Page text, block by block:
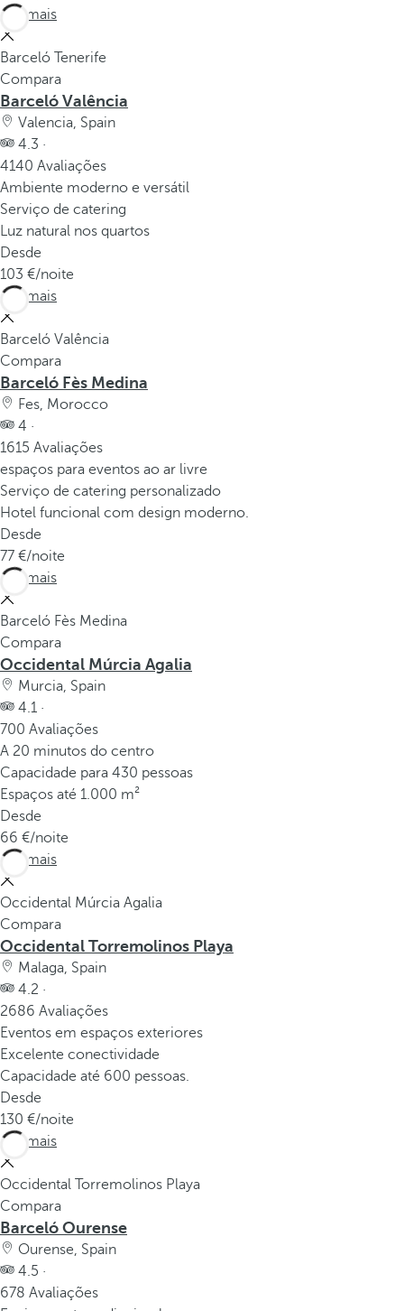
Ver mais
Barceló Tenerife
Compara
Barceló Valência
Valencia, Spain
4.3 ·
4140 Avaliações
Ambiente moderno e versátil
Serviço de catering
Luz natural nos quartos
Desde
103
/noite
Ver mais
Barceló Valência
Compara
Barceló Fès Medina
Fes, Morocco
4 ·
1615 Avaliações
espaços para eventos ao ar livre
Serviço de catering personalizado
Hotel funcional com design moderno.
Desde
77
/noite
Ver mais
Barceló Fès Medina
Compara
Occidental Múrcia Agalia
Murcia, Spain
4.1 ·
700 Avaliações
A 20 minutos do centro
Capacidade para 430 pessoas
Espaços até 1.000 m²
Desde
66
/noite
Ver mais
Occidental Múrcia Agalia
Compara
Occidental Torremolinos Playa
Malaga, Spain
4.2 ·
2686 Avaliações
Eventos em espaços exteriores
Excelente conectividade
Capacidade até 600 pessoas.
Desde
130
/noite
Ver mais
Occidental Torremolinos Playa
Compara
Barceló Ourense
Ourense, Spain
4.5 ·
678 Avaliações